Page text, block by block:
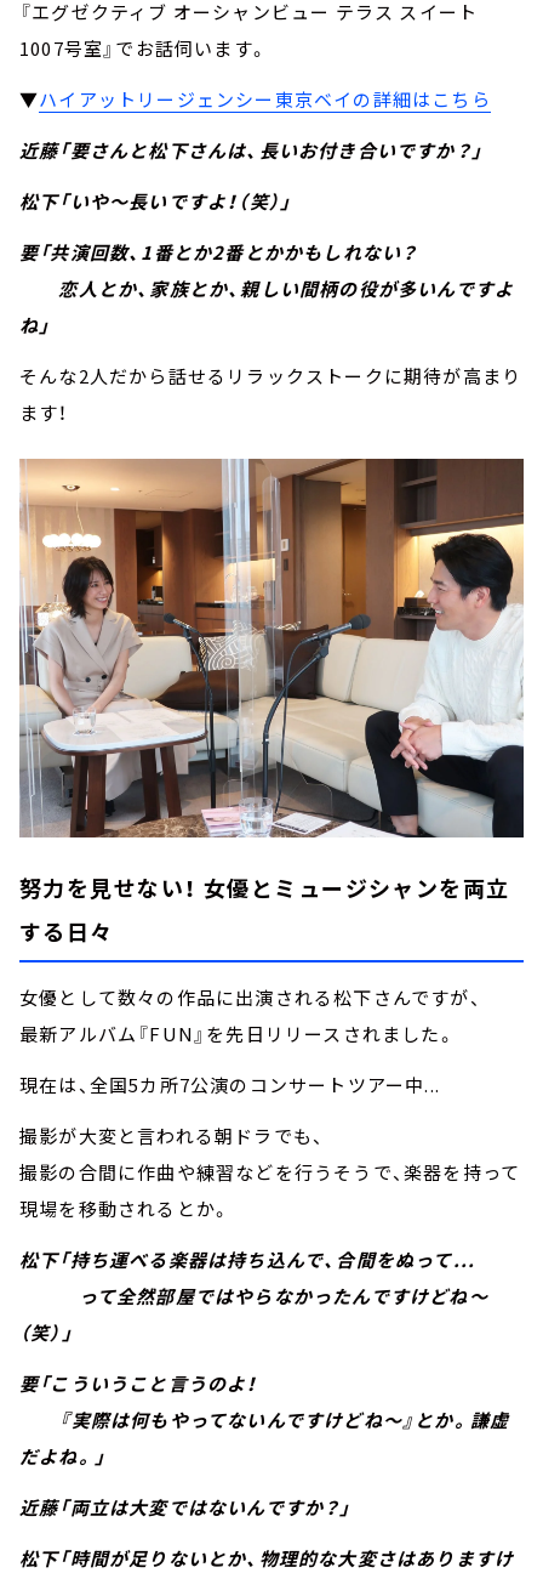
『エグゼクティブ オーシャンビュー テラス スイート
1007号室』でお話伺います。
▼ハイアットリージェンシー東京ベイの詳細はこちら
近藤「要さんと松下さんは、長いお付き合いですか？」
松下「いや～長いですよ！（笑）」
要「共演回数、1番とか2番とかかもしれない？
恋人とか、家族とか、親しい間柄の役が多いんですよ
ね」
そんな2人だから話せるリラックストークに期待が高まり
ます！
努力を見せない！ 女優とミュージシャンを両立
する日々
女優として数々の作品に出演される松下さんですが、
最新アルバム『FUN』を先日リリースされました。
現在は、全国5カ所7公演のコンサートツアー中...
撮影が大変と言われる朝ドラでも、
撮影の合間に作曲や練習などを行うそうで、楽器を持って
現場を移動されるとか。
松下「持ち運べる楽器は持ち込んで、合間をぬって...
って全然部屋ではやらなかったんですけどね～
（笑）」
要「こういうこと言うのよ！
『実際は何もやってないんですけどね～』とか。謙虚
だよね。」
近藤「両立は大変ではないんですか？」
松下「時間が足りないとか、物理的な大変さはありますけ